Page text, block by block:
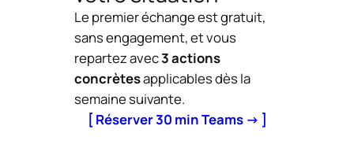
Le premier échange est gratuit,
sans engagement, et vous
repartez avec3 actions
concrètesapplicables dès la
semaine suivante.
[ Réserver 30 min Teams → ]